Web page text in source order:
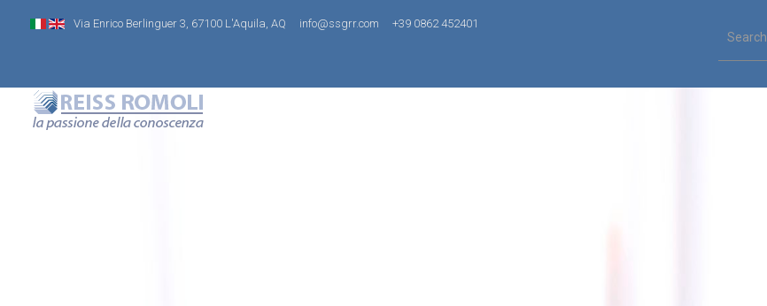
Via Enrico Berlinguer 3, 67100 L'Aquila, AQ info@ssgrr.com +39 0862 452401